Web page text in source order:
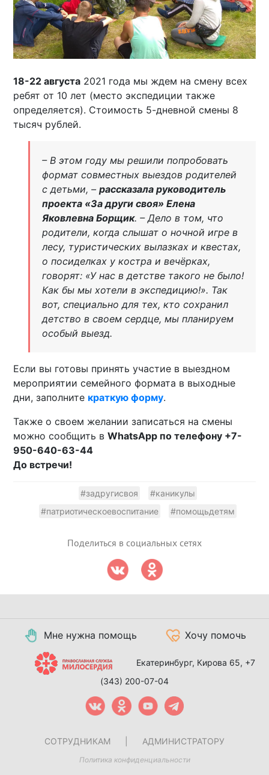
18-22 августа 2021 года мы ждем на смену всех
ребят от 10 лет (место экспедиции также
определяется). Стоимость 5-дневной смены 8
тысяч рублей.
– В этом году мы решили попробовать
формат совместных выездов родителей
с детьми, – рассказала руководитель
проекта «За други своя» Елена
Яковлевна Борщик. – Дело в том, что
родители, когда слышат о ночной игре в
лесу, туристических вылазках и квестах,
о посиделках у костра и вечёрках,
говорят: «У нас в детстве такого не было!
Как бы мы хотели в экспедицию!». Так
вот, специально для тех, кто сохранил
детство в своем сердце, мы планируем
особый выезд.
Если вы готовы принять участие в выездном
мероприятии семейного формата в выходные
дни, заполните краткую форму.
Также о своем желании записаться на смены
можно сообщить вWhatsApp по телефону +7-
950-640-63-44
До встречи!
#задругисвоя
#каникулы
#патриотическоевоспитание
#помощьдетям
Поделиться в социальных сетях
Мне нужна помощь Хочу помочь
Екатеринбург, Кирова 65, +7
(343) 200-07-04
СОТРУДНИКАМ АДМИНИСТРАТОРУ
Политика конфиденциальности